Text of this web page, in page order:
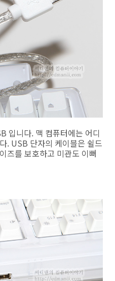
입니다. 맥 컴퓨터에는 어디
. USB 단자의 케이블은 쉴드
즈를 보호하고 미관도 이뻐